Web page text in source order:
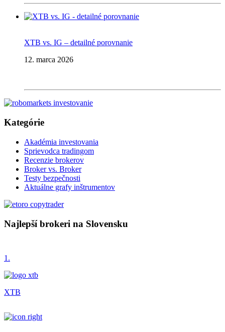
XTB vs. IG – detailné porovnanie
12. marca 2026
Kategórie
Akadémia investovania
Sprievodca tradingom
Recenzie brokerov
Broker vs. Broker
Testy bezpečnosti
Aktuálne grafy inštrumentov
Najlepší brokeri na Slovensku
1.
XTB